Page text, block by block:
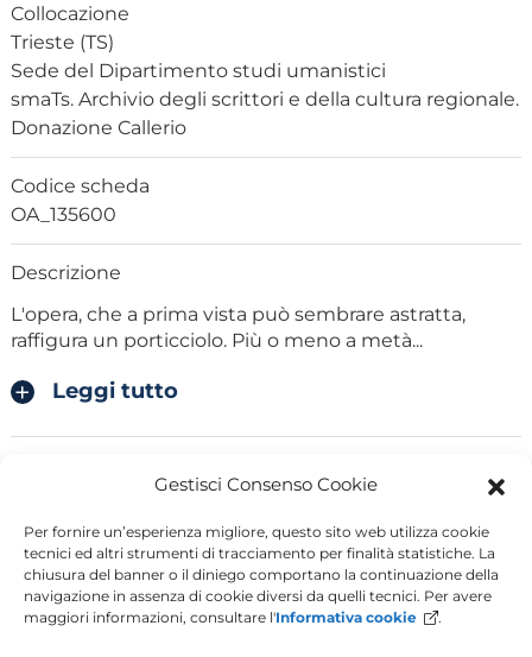
Gestisci Consenso Cookie
Per fornire un’esperienza migliore, questo sito web utilizza cookie
tecnici ed altri strumenti di tracciamento per finalità statistiche. La
chiusura del banner o il diniego comportano la continuazione della
navigazione in assenza di cookie diversi da quelli tecnici. Per avere
maggiori informazioni, consultare l'Informativa cookie .
Collocazione
Trieste (TS)
Sede del Dipartimento studi umanistici
smaTs. Archivio degli scrittori e della cultura regionale.
Donazione Callerio
Codice scheda
OA_135600
Descrizione
L'opera, che a prima vista può sembrare astratta,
raffigura un porticciolo. Più o meno a metà...
Leggi tutto
La tela in esame faceva parte della collezione di
Leggi tutto